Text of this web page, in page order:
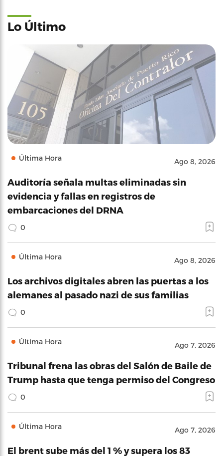
Lo Último
Última Hora Ago 8, 2026
Auditoría señala multas eliminadas sin
evidencia y fallas en registros de
embarcaciones del DRNA
0
Última Hora Ago 8, 2026
Los archivos digitales abren las puertas a los
alemanes al pasado nazi de sus familias
0
Última Hora Ago 7, 2026
Tribunal frena las obras del Salón de Baile de
Trump hasta que tenga permiso del Congreso
0
Última Hora Ago 7, 2026
El brent sube más del 1 % y supera los 83